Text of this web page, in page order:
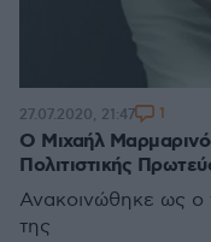
Ο Μιχαήλ
Πολιτιστικής
Ανακοινώθηκε ως ο
της
27.07.2020, 21:47 1